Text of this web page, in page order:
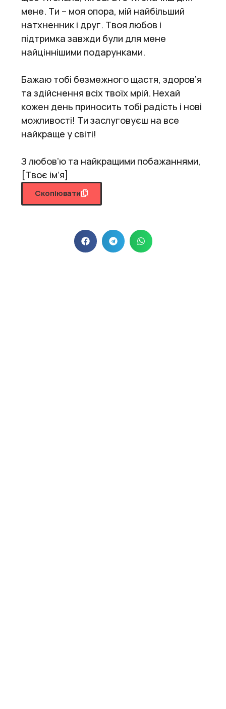
мене. Ти – моя опора, мій найбільший
натхненник і друг. Твоя любов і
підтримка завжди були для мене
найціннішими подарунками.
Бажаю тобі безмежного щастя, здоров’я
та здійснення всіх твоїх мрій. Нехай
кожен день приносить тобі радість і нові
можливості! Ти заслуговуєш на все
найкраще у світі!
З любов’ю та найкращими побажаннями,
[Твоє ім’я]
Скопіювати